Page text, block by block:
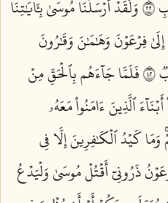
وَلَقَدۡ أَرۡسَلۡنَا مُوسَىٰ بِـَٔايَٰتِنَا
إِلَىٰ فِرۡعَوۡنَ وَهَٰمَٰنَ وَقَٰرُونَ
فَلَمَّا جَآءَهُم بِٱلۡحَقِّ مِنۡ
ٱلَّذِينَ ءَامَنُواْ مَعَهُۥ
كَيۡدُ ٱلۡكَٰفِرِينَ إِلَّا فِي
ذَرُونِيٓ أَقۡتُلۡ مُوسَىٰ وَلۡيَدۡعُ